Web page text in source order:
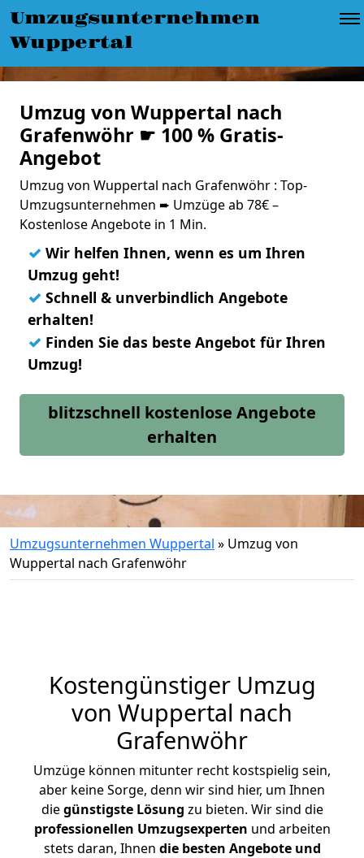
Umzugsunternehmen
Wuppertal
Umzug von Wuppertal nach
Grafenwöhr ☛ 100 % Gratis-
Angebot
Umzug von Wuppertal nach Grafenwöhr : Top-
Umzugsunternehmen ➨ Umzüge ab 78€ –
Kostenlose Angebote in 1 Min.
✓ Wir helfen Ihnen, wenn es um Ihren
Umzug geht!
✓ Schnell & unverbindlich Angebote
erhalten!
✓ Finden Sie das beste Angebot für Ihren
Umzug!
blitzschnell kostenlose Angebote
erhalten
Umzugsunternehmen Wuppertal » Umzug von
Wuppertal nach Grafenwöhr
Kostengünstiger Umzug
von Wuppertal nach
Grafenwöhr
Umzüge können mitunter recht kostspielig sein,
aber keine Sorge, denn wir sind hier, um Ihnen
diegünstigste Lösung zu bieten. Wir sind die
professionellen Umzugsexperten und arbeiten
stets daran, Ihnen die besten Angebote und